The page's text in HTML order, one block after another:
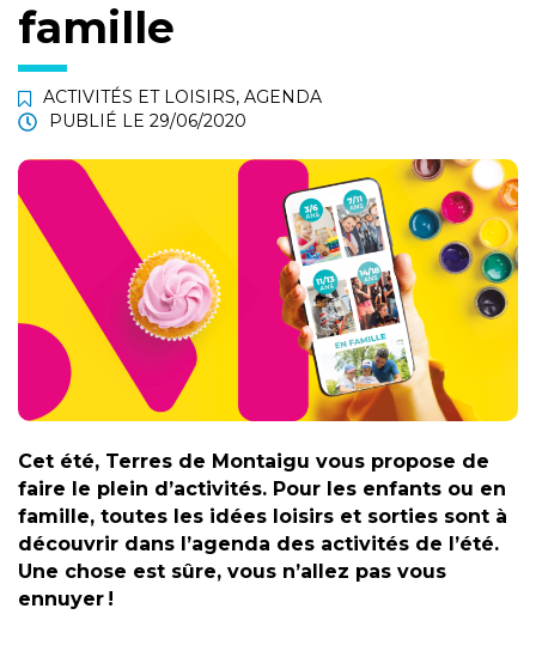
famille
ACTIVITÉS ET LOISIRS, AGENDA
PUBLIÉ LE 29/06/2020
Cet été, Terres de Montaigu vous propose de
faire le plein d’activités. Pour les enfants ou en
famille, toutes les idées loisirs et sorties sont à
découvrir dans l’agenda des activités de l’été.
Une chose est sûre, vous n’allez pas vous
ennuyer !